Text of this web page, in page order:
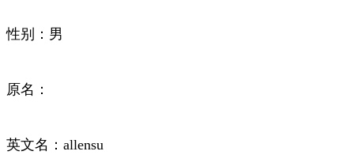
性别：男
原名：
英文名：allensu